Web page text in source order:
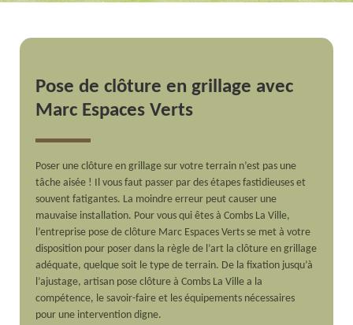
Pose de clôture en grillage avec
Marc Espaces Verts
Poser une clôture en grillage sur votre terrain n’est pas une
tâche aisée ! Il vous faut passer par des étapes fastidieuses et
souvent fatigantes. La moindre erreur peut causer une
mauvaise installation. Pour vous qui êtes à Combs La Ville,
l’entreprise pose de clôture Marc Espaces Verts se met à votre
disposition pour poser dans la règle de l’art la clôture en grillage
adéquate, quelque soit le type de terrain. De la fixation jusqu’à
l’ajustage, artisan pose clôture à Combs La Ville a la
compétence, le savoir-faire et les équipements nécessaires
pour une intervention digne.